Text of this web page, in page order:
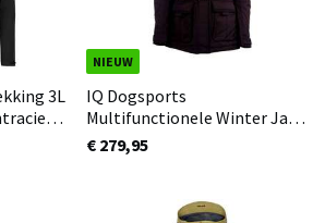
3L
/
NIEUW
IQ Dogsports
Multifunctionele Winter Jas
Dames 3.0 Zwart
€ 279,95